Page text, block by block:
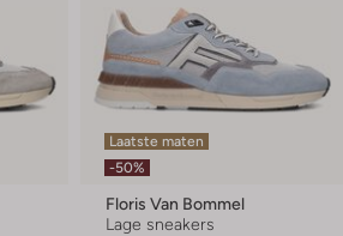
Laatste maten
-50%
Floris Van Bommel
Lage sneakers